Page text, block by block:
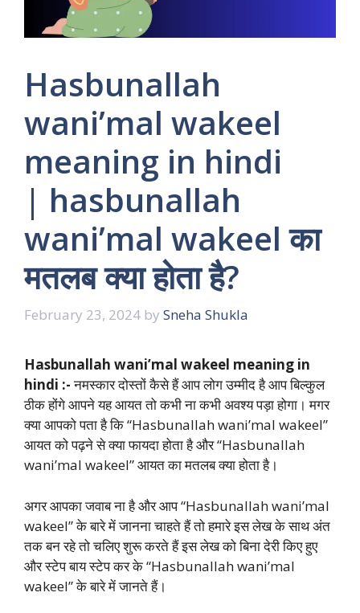
Hasbunallah
wani’mal wakeel
meaning in hindi
| hasbunallah
wani’mal wakeel का
मतलब क्या होता है?
February 23, 2024 by Sneha Shukla
Hasbunallah wani’mal wakeel meaning in
hindi :-नमस्कार दोस्तों कैसे हैं आप लोग उम्मीद है आप बिल्कुल
ठीक होंगे आपने यह आयत तो कभी ना कभी अवश्य पड़ा होगा। मगर
क्या आपको पता है कि “Hasbunallah wani’mal wakeel”
आयत को पढ़ने से क्या फायदा होता है और “Hasbunallah
wani’mal wakeel” आयत का मतलब क्या होता है।
अगर आपका जवाब ना है और आप “Hasbunallah wani’mal
wakeel” के बारे में जानना चाहते हैं तो हमारे इस लेख के साथ अंत
तक बन रहे तो चलिए शुरू करते हैं इस लेख को बिना देरी किए हुए
और स्टेप बाय स्टेप कर के “Hasbunallah wani’mal
wakeel” के बारे में जानते हैं।